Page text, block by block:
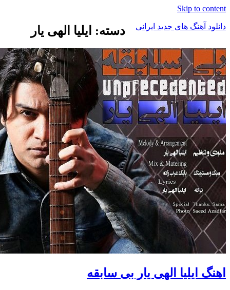
Skip to
آهنگ های جدید ایرانی دسته: ایلیا الهی یار
ایلیا الهی یار بی سابقه